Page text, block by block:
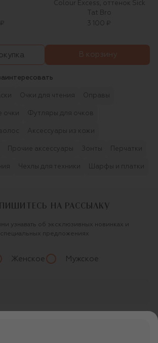
Colour Excess, оттенок Sick
Tat Bro
3 100 ₽
В корзину
Очки для чтения Оправы
очки Футляры для очков
Аксессуары из кожи
Прочие аксессуары Зонты Перчатки
Чехлы для техники Шарфы и платки
НА РАССЫЛКУ
узнавать об эксклюзивных новинках и
специальных предложениях
Женское Мужское